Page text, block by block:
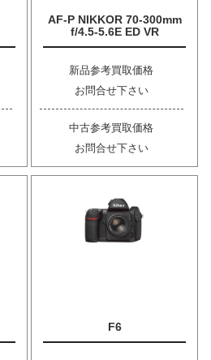
AF-P NIKKOR 70-300mm
f/4.5-5.6E ED VR
新品参考買取価格
お問合せ下さい
中古参考買取価格
お問合せ下さい
F6